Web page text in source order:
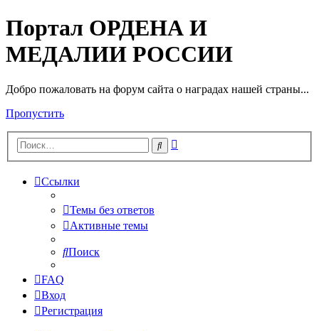
Портал ОРДЕНА И
МЕДАЛИИ РОССИИ
Добро пожаловать на форум сайта о наградах нашей страны...
Пропустить
Поиск
Ссылки
Темы без ответов
Активные темы
Поиск
FAQ
Вход
Регистрация